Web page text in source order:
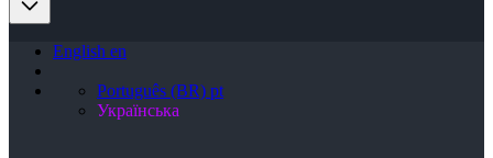
English en
Português (BR) pt
Українська